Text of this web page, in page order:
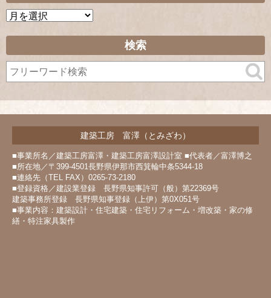
ア
イ
ブ
検索
建築工房 富澤（とみざわ）
■事業所名／建築工房富澤・建築工房富澤設計室 ■代表者／富澤博之
■所在地／〒399-4501長野県伊那市西箕輪中条5344-18
■連絡先（TEL FAX）0265-73-2180
■登録資格／建設業登録 長野県知事許可（般）第22369号
建築事務所登録 長野県知事登録（上伊）第0X051号
■事業内容：建築設計・住宅建築・住宅リフォーム・増改築・家の修
繕・特注家具製作